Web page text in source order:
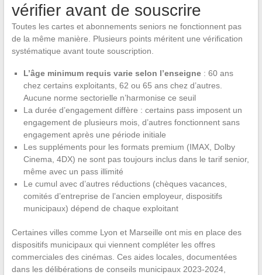
vérifier avant de souscrire
Toutes les cartes et abonnements seniors ne fonctionnent pas
de la même manière. Plusieurs points méritent une vérification
systématique avant toute souscription.
L’âge minimum requis varie selon l’enseigne: 60 ans
chez certains exploitants, 62 ou 65 ans chez d’autres.
Aucune norme sectorielle n’harmonise ce seuil
La durée d’engagement diffère : certains pass imposent un
engagement de plusieurs mois, d’autres fonctionnent sans
engagement après une période initiale
Les suppléments pour les formats premium (IMAX, Dolby
Cinema, 4DX) ne sont pas toujours inclus dans le tarif senior,
même avec un pass illimité
Le cumul avec d’autres réductions (chèques vacances,
comités d’entreprise de l’ancien employeur, dispositifs
municipaux) dépend de chaque exploitant
Certaines villes comme Lyon et Marseille ont mis en place des
dispositifs municipaux qui viennent compléter les offres
commerciales des cinémas. Ces aides locales, documentées
dans les délibérations de conseils municipaux 2023-2024,